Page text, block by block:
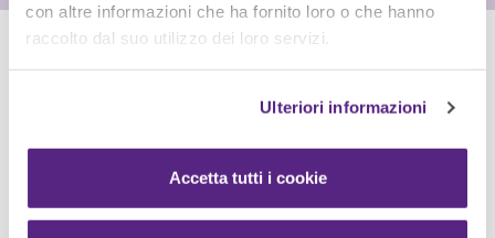
con altre informazioni che ha fornito loro o che hanno
raccolto dal suo utilizzo dei loro servizi.
Ulteriori informazioni
Accetta tutti i cookie